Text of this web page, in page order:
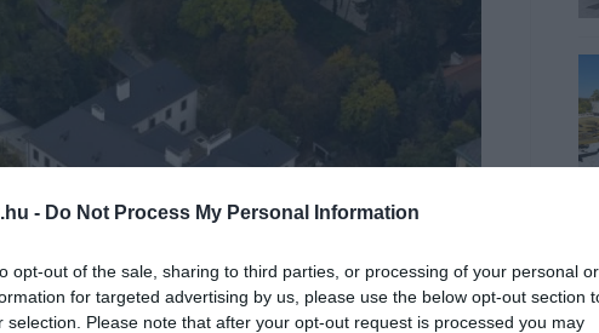
- Do Not Process My Personal Information
opt-out of the sale, sharing to third parties, or processing of your personal or
for targeted advertising by us, please use the below opt-out section
selection. Please note that after your opt-out request is processed you may